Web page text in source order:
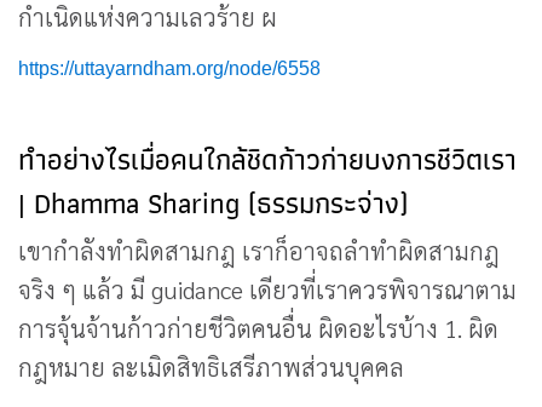
กำเนิดแห่งความเลวร้าย ผ
https://uttayarndham.org/node/6558
ทำอย่างไรเมื่อคนใกล้ชิดก้าวก่ายบงการชีวิตเรา
| Dhamma Sharing (ธรรมกระจ่าง)
เขากำลังทำผิดสามกฎ เราก็อาจถลำทำผิดสามกฎ
จริง ๆ แล้ว มี guidance เดียวที่เราควรพิจารณาตาม
การจุ้นจ้านก้าวก่ายชีวิตคนอื่น ผิดอะไรบ้าง 1. ผิด
กฎหมาย ละเมิดสิทธิเสรีภาพส่วนบุคคล